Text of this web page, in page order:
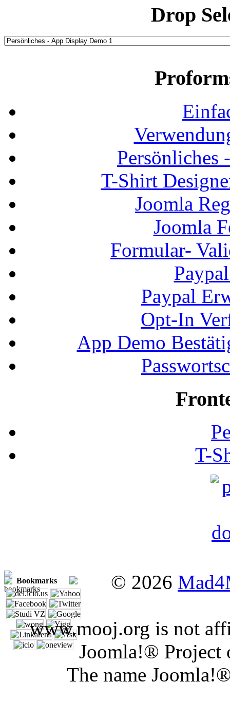
Drop
Persönliches
T-Shirt
Joomla
Joomla
Formular-
Paypal
Opt-In
App Demo
T-
Bookmarks © 2026
www.mooj.org is not
Joomla!® Project
The name